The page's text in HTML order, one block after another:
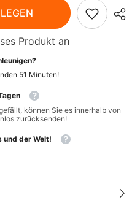
Produkt an
51 Minuten!
können Sie es innerhalb von
zurücksenden!
und der Welt!